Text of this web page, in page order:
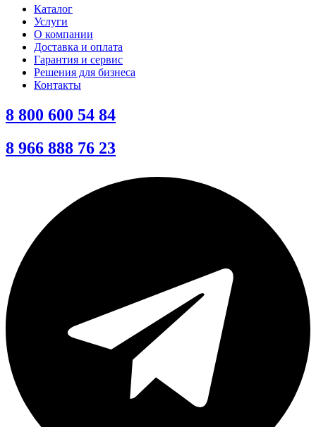
Каталог
Услуги
О компании
Доставка и оплата
Гарантия и сервис
Решения для бизнеса
Контакты
8 800 600 54 84
8 966 888 76 23